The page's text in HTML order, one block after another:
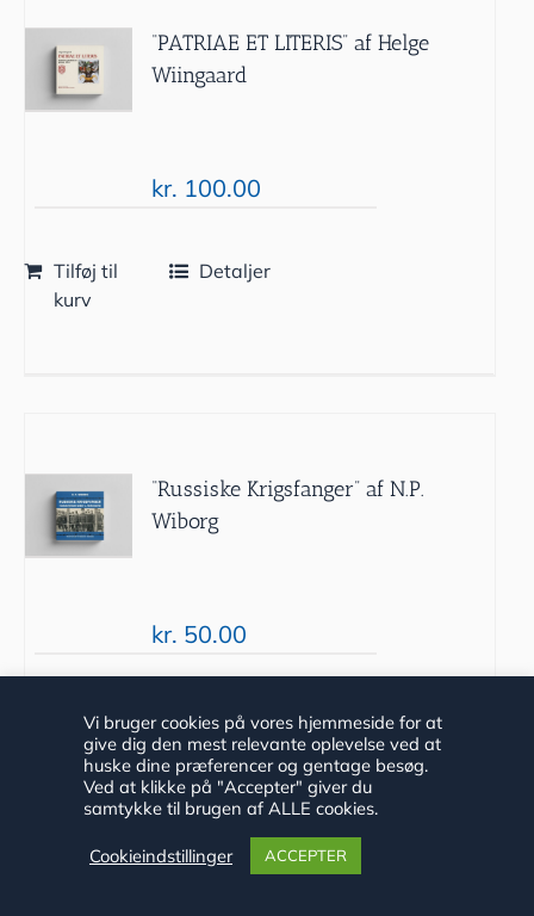
“PATRIAE ET LITERIS” af Helge
Wiingaard
kr. 100.00
Tilføj til
kurv
Detaljer
“Russiske Krigsfanger” af N.P.
Wiborg
kr. 50.00
Tilføj til
kurv
Detaljer
Vi bruger cookies på vores hjemmeside for at
give dig den mest relevante oplevelse ved at
huske dine præferencer og gentage besøg.
Ved at klikke på "Accepter" giver du
samtykke til brugen af ALLE cookies.
Cookieindstillinger ACCEPTER